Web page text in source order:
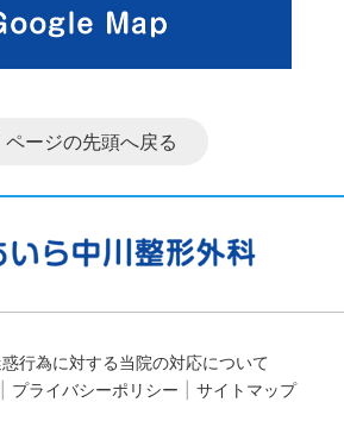
ページの先頭へ戻る
行為に対する当院の対応について
プライバシーポリシー サイトマップ